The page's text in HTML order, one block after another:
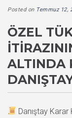
Posted on Temmuz 12,
ÖZEL
ALTINDA
Danıştay